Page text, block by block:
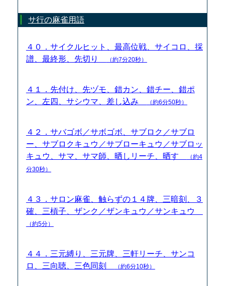
サ行の麻雀用語
４０．サイクルヒット、最高位戦、サイコロ、採
譜、最終形、先切り
（約7分20秒）
４１．先付け、先ヅモ、錯カン、錯チー、錯ポ
ン、左四、サシウマ、差し込み
（約6分50秒）
４２．サバゴボ／サボゴボ、サブロク／サブロ
ー、サブロクキュウ／サブローキュウ／サブロッ
キュウ、サマ、サマ師、晒しリーチ、晒す
（約4
分30秒）
４３．サロン麻雀、触らずの１４牌、三暗刻、３
確、三槓子、ザンク／ザンキュウ／サンキュウ
（約5分）
４４．三元縛り、三元牌、三軒リーチ、サンコ
ロ、三向聴、三色同刻
（約6分10秒）